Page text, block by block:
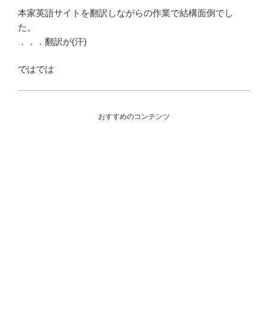
本家英語サイトを翻訳しながらの作業で結構面倒でし
た。
．．．翻訳が(汗)
ではでは
おすすめのコンテンツ